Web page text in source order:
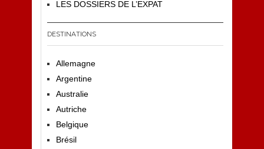
LES DOSSIERS DE L’EXPAT
DESTINATIONS
Allemagne
Argentine
Australie
Autriche
Belgique
Brésil